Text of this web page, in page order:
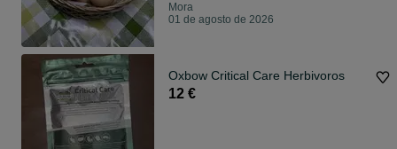
Mora
01 de agosto de 2026
Oxbow Critical Care Herbivoros
12 €